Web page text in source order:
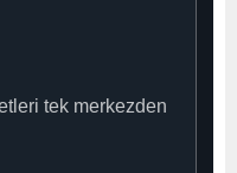
tek merkezden